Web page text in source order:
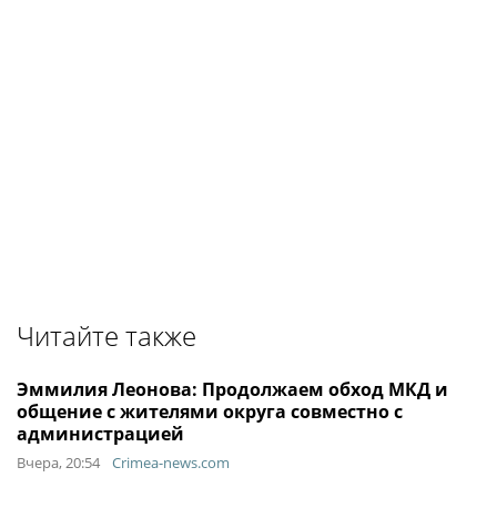
Читайте также
Эммилия Леонова: Продолжаем обход МКД и
общение с жителями округа совместно с
администрацией
Вчера, 20:54 Crimea-news.com